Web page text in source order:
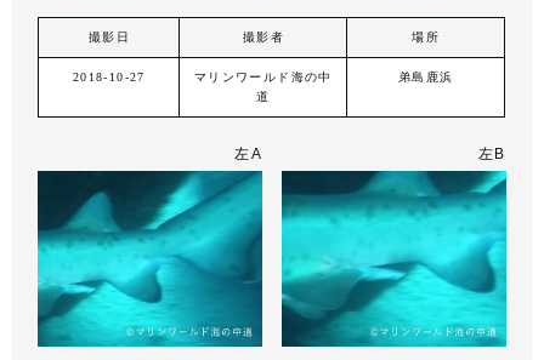
撮影日 撮影者 場所
2018-10-27
マリンワールド海の中
道
弟島鹿浜
左A 左B